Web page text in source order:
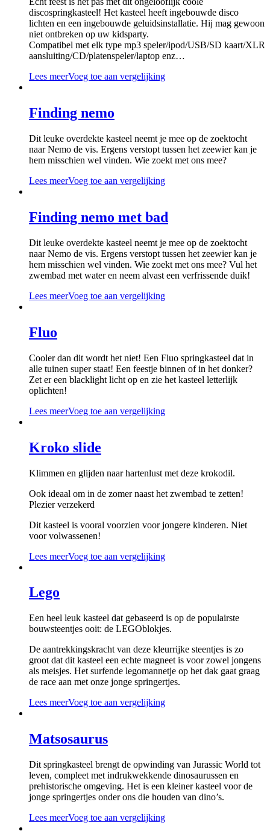
discospringkasteel! Het kasteel heeft ingebouwde disco
lichten en een ingebouwde geluidsinstallatie. Hij mag gewoon
niet ontbreken op uw kidsparty.
Compatibel met elk type mp3 speler/ipod/USB/SD kaart/XLR
aansluiting/CD/platenspeler/laptop enz…
Lees meerVoeg toe aan vergelijking
Finding nemo
Dit leuke overdekte kasteel neemt je mee op de zoektocht
naar Nemo de vis. Ergens verstopt tussen het zeewier kan je
hem misschien wel vinden. Wie zoekt met ons mee?
Lees meerVoeg toe aan vergelijking
Finding nemo met bad
Dit leuke overdekte kasteel neemt je mee op de zoektocht
naar Nemo de vis. Ergens verstopt tussen het zeewier kan je
hem misschien wel vinden. Wie zoekt met ons mee? Vul het
zwembad met water en neem alvast een verfrissende duik!
Lees meerVoeg toe aan vergelijking
Fluo
Cooler dan dit wordt het niet! Een Fluo springkasteel dat in
alle tuinen super staat! Een feestje binnen of in het donker?
Zet er een blacklight licht op en zie het kasteel letterlijk
oplichten!
Lees meerVoeg toe aan vergelijking
Kroko slide
Klimmen en glijden naar hartenlust met deze krokodil.
Ook ideaal om in de zomer naast het zwembad te zetten!
Plezier verzekerd
Dit kasteel is vooral voorzien voor jongere kinderen. Niet
voor volwassenen!
Lees meerVoeg toe aan vergelijking
Lego
Een heel leuk kasteel dat gebaseerd is op de populairste
bouwsteentjes ooit: de LEGOblokjes.
De aantrekkingskracht van deze kleurrijke steentjes is zo
groot dat dit kasteel een echte magneet is voor zowel jongens
als meisjes. Het surfende legomannetje op het dak gaat graag
de race aan met onze jonge springertjes.
Lees meerVoeg toe aan vergelijking
Matsosaurus
Dit springkasteel brengt de opwinding van Jurassic World tot
leven, compleet met indrukwekkende dinosaurussen en
prehistorische omgeving. Het is een kleiner kasteel voor de
jonge springertjes onder ons die houden van dino’s.
Lees meerVoeg toe aan vergelijking